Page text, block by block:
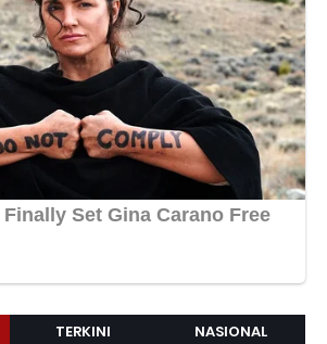
TERKINI NASIONAL